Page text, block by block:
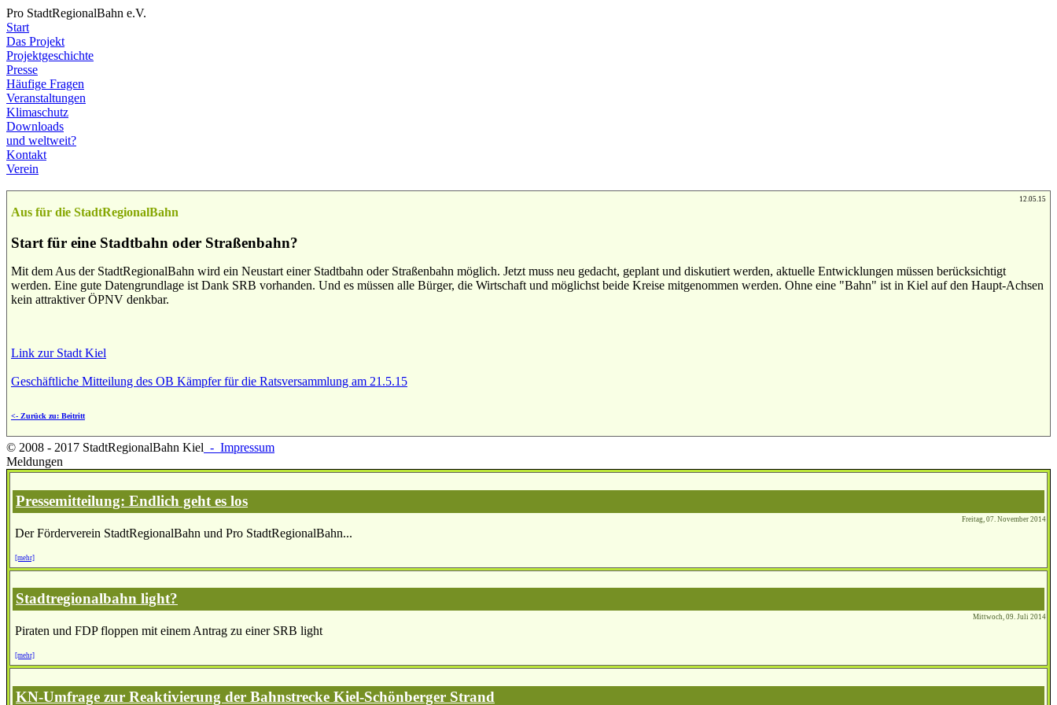
Pro StadtRegionalBahn e.V.
Start
Das Projekt
Projektgeschichte
Presse
Häufige Fragen
Veranstaltungen
Klimaschutz
Downloads
und weltweit?
Kontakt
Verein
12.05.15
Aus für die StadtRegionalBahn
Start für eine Stadtbahn oder Straßenbahn?
Mit dem Aus der StadtRegionalBahn wird ein Neustart einer Stadtbahn oder Straßenbahn möglich. Jetzt muss neu gedacht, geplant und diskutiert werden, aktuelle Entwicklungen müssen berücksichtigt
werden. Eine gute Datengrundlage ist Dank SRB vorhanden. Und es müssen alle Bürger, die Wirtschaft und möglichst beide Kreise mitgenommen werden. Ohne eine "Bahn" ist in Kiel auf den Haupt-Achsen
kein attraktiver ÖPNV denkbar.
Link zur Stadt Kiel
Geschäftliche Mitteilung des OB Kämpfer für die Ratsversammlung am 21.5.15
<- Zurück zu: Beitritt
© 2008 - 2017 StadtRegionalBahn Kiel - Impressum
Meldungen
Pressemitteilung: Endlich geht es los
Freitag, 07. November 2014
Der Förderverein StadtRegionalBahn und Pro StadtRegionalBahn...
[mehr]
Stadtregionalbahn light?
Mittwoch, 09. Juli 2014
Piraten und FDP floppen mit einem Antrag zu einer SRB light
[mehr]
KN-Umfrage zur Reaktivierung der Bahnstrecke Kiel-Schönberger Strand